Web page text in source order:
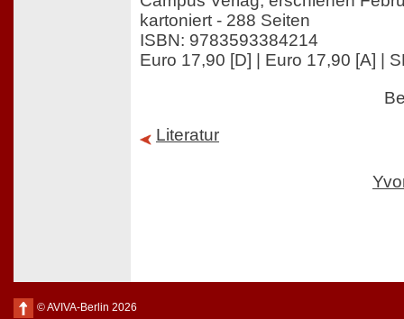
kartoniert - 288 Seiten
ISBN: 9783593384214
Euro 17,90 [D] | Euro 17,90 [A] |
Literatur
© AVIVA-Berlin 2026